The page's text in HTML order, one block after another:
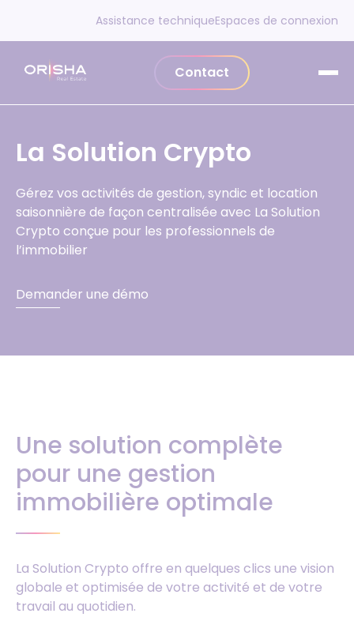
Assistance techniqueEspaces de connexion
Contact
La Solution Crypto
Gérez vos activités de gestion, syndic et location
saisonnière de façon centralisée avec La Solution
Crypto conçue pour les professionnels de
l’immobilier
Demander une démo
Une solution complète
pour une gestion
immobilière optimale
La Solution Crypto offre en quelques clics une vision
globale et optimisée de votre activité et de votre
travail au quotidien.